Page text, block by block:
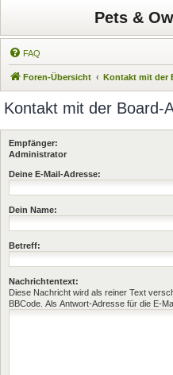
Pets &
FAQ
Foren-Übersicht Kontakt mit der
Kontakt mit der Board-
Empfänger:
Administrator
Deine E-Mail-Adresse:
Dein Name:
Betreff:
Nachrichtentext:
Diese Nachricht wird als reiner Text
BBCode. Als Antwort-Adresse für die E-